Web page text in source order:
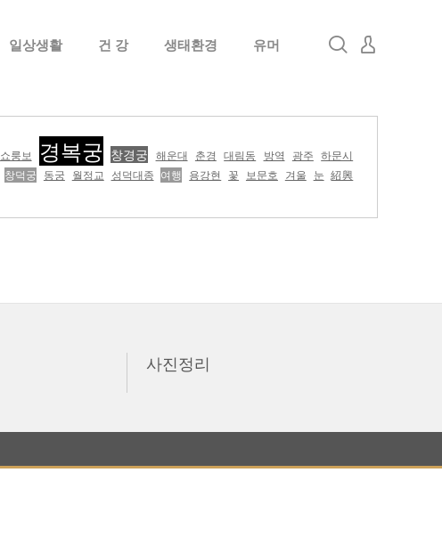
일상생활 건 강 생태환경 유머
쇼룽보 경복궁 창경궁 해운대 춘경 대림동 방역 광주 하문시
창덕궁 동궁 월정교 성덕대종 여행 용강현 꽃 보문호 겨울 눈 紹興
사진정리